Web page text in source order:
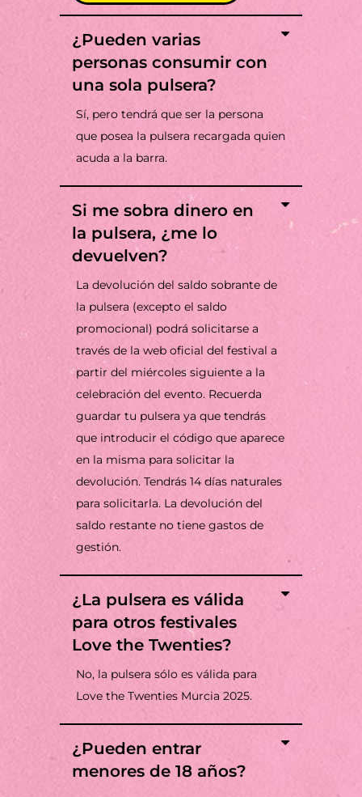
¿Pueden varias
personas consumir con
una sola pulsera?
Sí, pero tendrá que ser la persona
que posea la pulsera recargada quien
acuda a la barra.
Si me sobra dinero en
la pulsera, ¿me lo
devuelven?
La devolución del saldo sobrante de
la pulsera (excepto el saldo
promocional) podrá solicitarse a
través de la web oficial del festival a
partir del miércoles siguiente a la
celebración del evento. Recuerda
guardar tu pulsera ya que tendrás
que introducir el código que aparece
en la misma para solicitar la
devolución. Tendrás 14 días naturales
para solicitarla. La devolución del
saldo restante no tiene gastos de
gestión.
¿La pulsera es válida
para otros festivales
Love the Twenties?
No, la pulsera sólo es válida para
Love the Twenties Murcia 2025.
¿Pueden entrar
menores de 18 años?